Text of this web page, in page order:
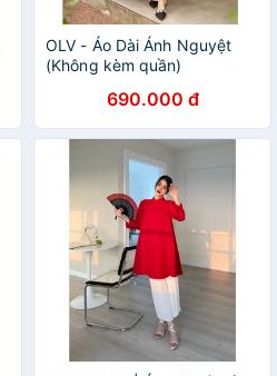
OLV - Áo Dài Ánh Nguyệt
(Không kèm quần)
690.000 đ